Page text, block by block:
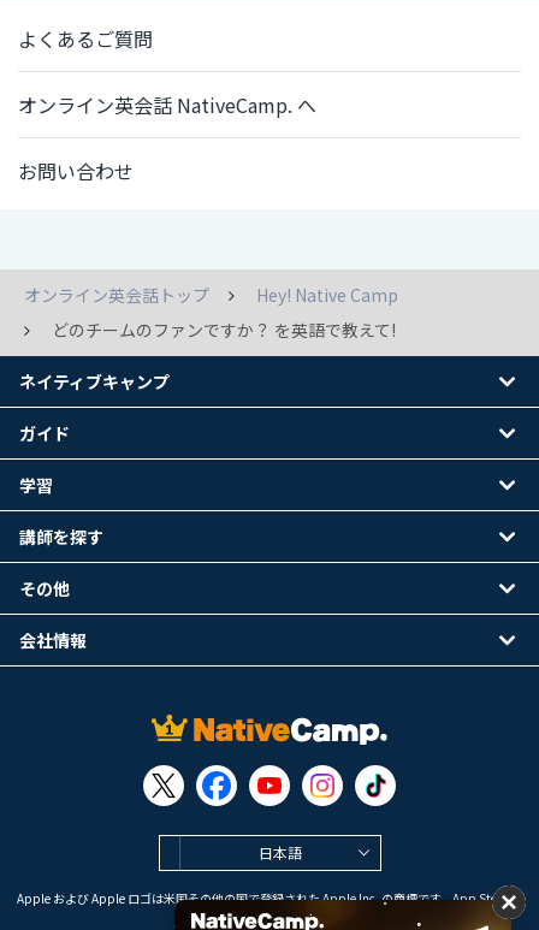
よくあるご質問
オンライン英会話 NativeCamp. へ
お問い合わせ
オンライン英会話トップ
Hey! Native Camp
どのチームのファンですか？ を英語で教えて!
日本語
Apple および Apple ロゴは米国その他の国で登録された Apple Inc. の商標です。App Store は
Apple Inc. のサービスマークです。
ネイティブキャンプ
ガイド
学習
講師を探す
その他
会社情報